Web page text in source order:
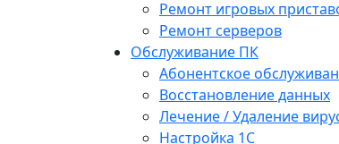
Ремонт игровых
Ремонт серверов
Обслуживание ПК
Абонентское
Восстановление данных
Лечение / Удаление
Настройка 1С